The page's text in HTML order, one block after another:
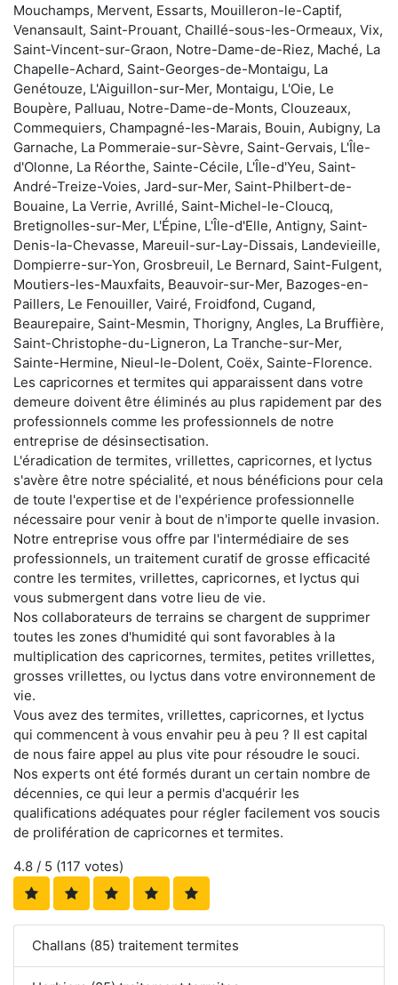
Mouchamps, Mervent, Essarts, Mouilleron-le-Captif,
Venansault, Saint-Prouant, Chaillé-sous-les-Ormeaux, Vix,
Saint-Vincent-sur-Graon, Notre-Dame-de-Riez, Maché, La
Chapelle-Achard, Saint-Georges-de-Montaigu, La
Genétouze, L'Aiguillon-sur-Mer, Montaigu, L'Oie, Le
Boupère, Palluau, Notre-Dame-de-Monts, Clouzeaux,
Commequiers, Champagné-les-Marais, Bouin, Aubigny, La
Garnache, La Pommeraie-sur-Sèvre, Saint-Gervais, L'Île-
d'Olonne, La Réorthe, Sainte-Cécile, L'Île-d'Yeu, Saint-
André-Treize-Voies, Jard-sur-Mer, Saint-Philbert-de-
Bouaine, La Verrie, Avrillé, Saint-Michel-le-Cloucq,
Bretignolles-sur-Mer, L'Épine, L'Île-d'Elle, Antigny, Saint-
Denis-la-Chevasse, Mareuil-sur-Lay-Dissais, Landevieille,
Dompierre-sur-Yon, Grosbreuil, Le Bernard, Saint-Fulgent,
Moutiers-les-Mauxfaits, Beauvoir-sur-Mer, Bazoges-en-
Paillers, Le Fenouiller, Vairé, Froidfond, Cugand,
Beaurepaire, Saint-Mesmin, Thorigny, Angles, La Bruffière,
Saint-Christophe-du-Ligneron, La Tranche-sur-Mer,
Sainte-Hermine, Nieul-le-Dolent, Coëx, Sainte-Florence.
Les capricornes et termites qui apparaissent dans votre
demeure doivent être éliminés au plus rapidement par des
professionnels comme les professionnels de notre
entreprise de désinsectisation.
L'éradication de termites, vrillettes, capricornes, et lyctus
s'avère être notre spécialité, et nous bénéficions pour cela
de toute l'expertise et de l'expérience professionnelle
nécessaire pour venir à bout de n'importe quelle invasion.
Notre entreprise vous offre par l'intermédiaire de ses
professionnels, un traitement curatif de grosse efficacité
contre les termites, vrillettes, capricornes, et lyctus qui
vous submergent dans votre lieu de vie.
Nos collaborateurs de terrains se chargent de supprimer
toutes les zones d'humidité qui sont favorables à la
multiplication des capricornes, termites, petites vrillettes,
grosses vrillettes, ou lyctus dans votre environnement de
vie.
Vous avez des termites, vrillettes, capricornes, et lyctus
qui commencent à vous envahir peu à peu ? Il est capital
de nous faire appel au plus vite pour résoudre le souci.
Nos experts ont été formés durant un certain nombre de
décennies, ce qui leur a permis d'acquérir les
qualifications adéquates pour régler facilement vos soucis
de prolifération de capricornes et termites.
4.8 / 5 (117 votes)
Challans (85) traitement termites